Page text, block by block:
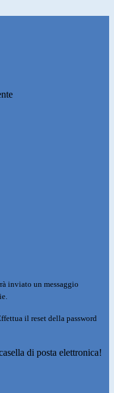
inviato un messaggio
il reset della password
di posta elettronica!